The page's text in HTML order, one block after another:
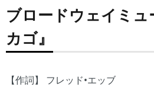
ブロードウェイミュ
カゴ』
【作詞】 フレッド•エッブ